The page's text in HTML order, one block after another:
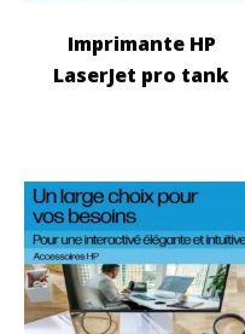
Imprimante HP
LaserJet pro tank